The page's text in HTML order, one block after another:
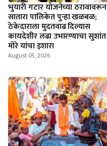
भुयारी गटार योजनेच्या ठरावावरून
सातारा पालिकेत पुन्हा खळबळ;
ठेकेदाराला मुदतवाढ दिल्यास
कायदेशीर लढा उभारण्याचा सुशांत
मोरे यांचा इशारा
August 05, 2026